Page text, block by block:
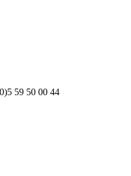
59 50 00 44